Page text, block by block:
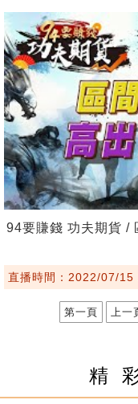
94要賺錢 功夫期貨 /
直播時間：2022/07/15
第一頁 上一
精